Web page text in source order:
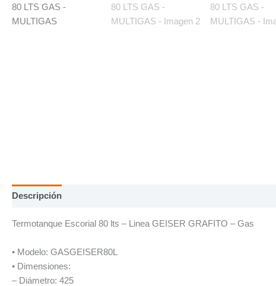
Descripción
Termotanque Escorial 80 lts – Linea GEISER GRAFITO – Gas
• Modelo: GASGEISER80L
• Dimensiones:
– Diámetro: 425